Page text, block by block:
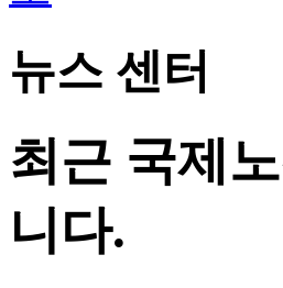
뉴스 센터
최근 국제
니다.